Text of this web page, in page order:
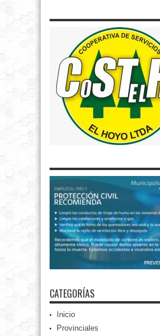
CATEGORÍAS
Inicio
Provinciales